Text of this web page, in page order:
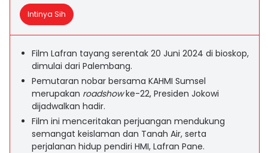
Intinya Sih
Film Lafran tayang serentak 20 Juni 2024 di bioskop,
dimulai dari Palembang.
Pemutaran nobar bersama KAHMI Sumsel
merupakan roadshowke-22, Presiden Jokowi
dijadwalkan hadir.
Film ini menceritakan perjuangan mendukung
semangat keislaman dan Tanah Air, serta
perjalanan hidup pendiri HMI, Lafran Pane.